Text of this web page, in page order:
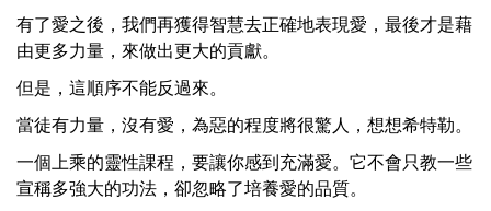
有了愛之後，我們再獲得智慧去正確地表現愛，最後才是藉
由更多力量，來做出更大的貢獻。
但是，這順序不能反過來。
當徒有力量，沒有愛，為惡的程度將很驚人，想想希特勒。
一個上乘的靈性課程，要讓你感到充滿愛。它不會只教一些
宣稱多強大的功法，卻忽略了培養愛的品質。